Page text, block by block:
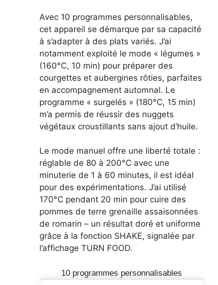
Avec 10 programmes personnalisables,
cet appareil se démarque par sa capacité
à s’adapter à des plats variés. J’ai
notamment exploité le mode « légumes »
(160°C, 10 min) pour préparer des
courgettes et aubergines rôties, parfaites
en accompagnement automnal. Le
programme « surgelés » (180°C, 15 min)
m’a permis de réussir des nuggets
végétaux croustillants sans ajout d’huile.
Le mode manuel offre une liberté totale :
réglable de 80 à 200°C avec une
minuterie de 1 à 60 minutes, il est idéal
pour des expérimentations. J’ai utilisé
170°C pendant 20 min pour cuire des
pommes de terre grenaille assaisonnées
de romarin – un résultat doré et uniforme
grâce à la fonction SHAKE, signalée par
l’affichage TURN FOOD.
10 programmes personnalisables